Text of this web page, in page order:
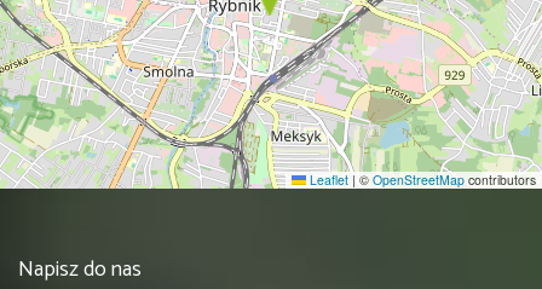
Leaflet | © OpenStreetMap contributors
Napisz do nas